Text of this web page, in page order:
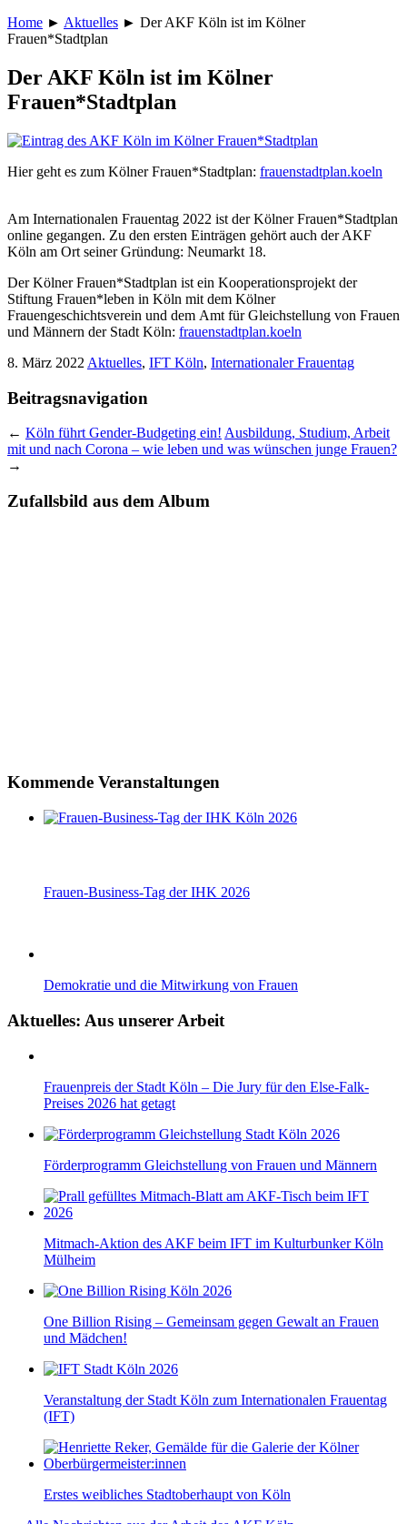
Home ► Aktuelles ► Der AKF Köln ist im Kölner
Frauen*Stadtplan
Der AKF Köln ist im Kölner
Frauen*Stadtplan
Hier geht es zum Kölner Frauen*Stadtplan: frauenstadtplan.koeln
Am Internationalen Frauentag 2022 ist der Kölner Frauen*Stadtplan
online gegangen. Zu den ersten Einträgen gehört auch der AKF
Köln am Ort seiner Gründung: Neu­­markt 18.
Der Kölner Frauen*Stadtplan ist ein Kooperationsprojekt der
Stiftung Frauen*leben in Köln mit dem Kölner
Frauengeschichtsverein und dem Amt für Gleichstellung von Frauen
und Männern der Stadt Köln: frauenstadtplan.koeln
8. März 2022 Aktuelles, IFT Köln, Internationaler Frauentag
Beitragsnavigation
← Köln führt Gender-Budgeting ein! Ausbildung, Studium, Arbeit
mit und nach Corona – wie leben und was wünschen junge Frauen?
→
Zufallsbild aus dem Album
Kommende Veranstaltungen
Frauen-Business-Tag der IHK 2026
Demokratie und die Mitwirkung von Frauen
Aktuelles: Aus unserer Arbeit
Frauenpreis der Stadt Köln – Die Jury für den Else-Falk-
Preises 2026 hat getagt
Förderprogramm Gleichstellung von Frauen und Männern
Mitmach-Aktion des AKF beim IFT im Kulturbunker Köln
Mülheim
One Billion Rising – Gemeinsam gegen Gewalt an Frauen
und Mädchen!
Veranstaltung der Stadt Köln zum Internationalen Frauentag
(IFT)
Erstes weibliches Stadtoberhaupt von Köln